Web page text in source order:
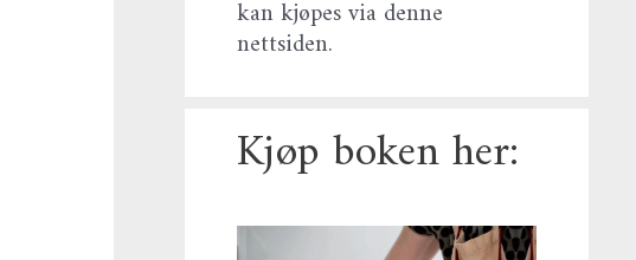
kan kjøpes via denne
nettsiden.
Kjøp boken her: